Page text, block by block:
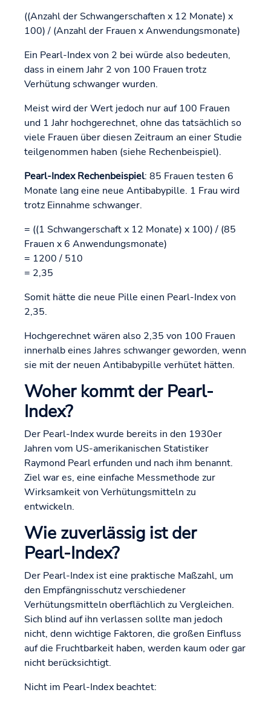
((Anzahl der Schwangerschaften x 12 Monate) x
100) / (Anzahl der Frauen x Anwendungsmonate)
Ein Pearl-Index von 2 bei würde also bedeuten,
dass in einem Jahr 2 von 100 Frauen trotz
Verhütung schwanger wurden.
Meist wird der Wert jedoch nur auf 100 Frauen
und 1 Jahr hochgerechnet, ohne das tatsächlich so
viele Frauen über diesen Zeitraum an einer Studie
teilgenommen haben (siehe Rechenbeispiel).
Pearl-Index Rechenbeispiel: 85 Frauen testen 6
Monate lang eine neue Antibabypille. 1 Frau wird
trotz Einnahme schwanger.
= ((1 Schwangerschaft x 12 Monate) x 100) / (85
Frauen x 6 Anwendungsmonate)
= 1200 / 510
= 2,35
Somit hätte die neue Pille einen Pearl-Index von
2,35.
Hochgerechnet wären also 2,35 von 100 Frauen
innerhalb eines Jahres schwanger geworden, wenn
sie mit der neuen Antibabypille verhütet hätten.
Woher kommt der Pearl-
Index?
Der Pearl-Index wurde bereits in den 1930er
Jahren vom US-amerikanischen Statistiker
Raymond Pearl erfunden und nach ihm benannt.
Ziel war es, eine einfache Messmethode zur
Wirksamkeit von Verhütungsmitteln zu
entwickeln.
Wie zuverlässig ist der
Pearl-Index?
Der Pearl-Index ist eine praktische Maßzahl, um
den Empfängnisschutz verschiedener
Verhütungsmitteln oberflächlich zu Vergleichen.
Sich blind auf ihn verlassen sollte man jedoch
nicht, denn wichtige Faktoren, die großen Einfluss
auf die Fruchtbarkeit haben, werden kaum oder gar
nicht berücksichtigt.
Nicht im Pearl-Index beachtet: